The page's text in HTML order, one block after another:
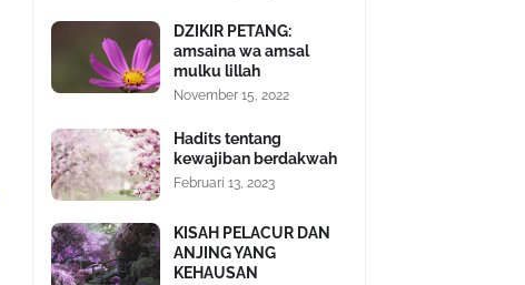
DZIKIR PETANG:
amsaina wa amsal
mulku lillah
November 15, 2022
Hadits tentang
kewajiban berdakwah
Februari 13, 2023
KISAH PELACUR DAN
ANJING YANG
KEHAUSAN